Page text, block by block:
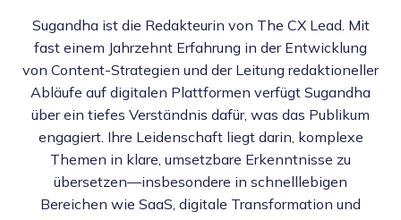
Sugandha ist die Redakteurin von The CX Lead. Mit
fast einem Jahrzehnt Erfahrung in der Entwicklung
von Content-Strategien und der Leitung redaktioneller
Abläufe auf digitalen Plattformen verfügt Sugandha
über ein tiefes Verständnis dafür, was das Publikum
engagiert. Ihre Leidenschaft liegt darin, komplexe
Themen in klare, umsetzbare Erkenntnisse zu
übersetzen—insbesondere in schnelllebigen
Bereichen wie SaaS, digitale Transformation und